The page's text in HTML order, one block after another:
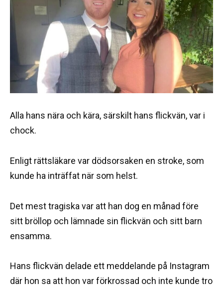
Alla hans nära och kära, särskilt hans flickvän, var i
chock.
Enligt rättsläkare var dödsorsaken en stroke, som
kunde ha inträffat när som helst.
Det mest tragiska var att han dog en månad före
sitt bröllop och lämnade sin flickvän och sitt barn
ensamma.
Hans flickvän delade ett meddelande på Instagram
där hon sa att hon var förkrossad och inte kunde tro